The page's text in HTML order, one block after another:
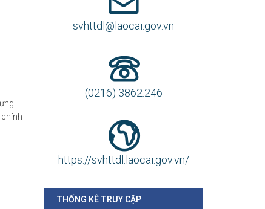
chính
svhttdl@laocai.gov.vn
(0216) 3862.246
https://svhttdl.laocai.gov.vn/
THỐNG KÊ TRUY CẬP